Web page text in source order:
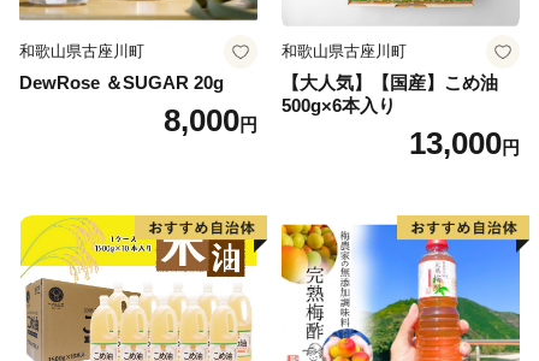
和歌山県古座川町
DewRose ＆SUGAR 20g
8,000円
和歌山県古座川町
【大人気】【国産】こめ油
500g×6本入り
13,000円